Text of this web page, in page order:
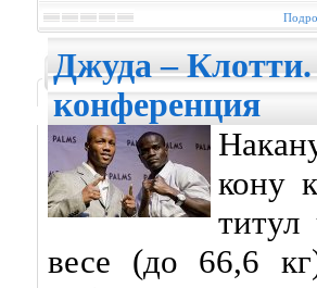
Джуда –
конференция
кону
весе (до 66,6